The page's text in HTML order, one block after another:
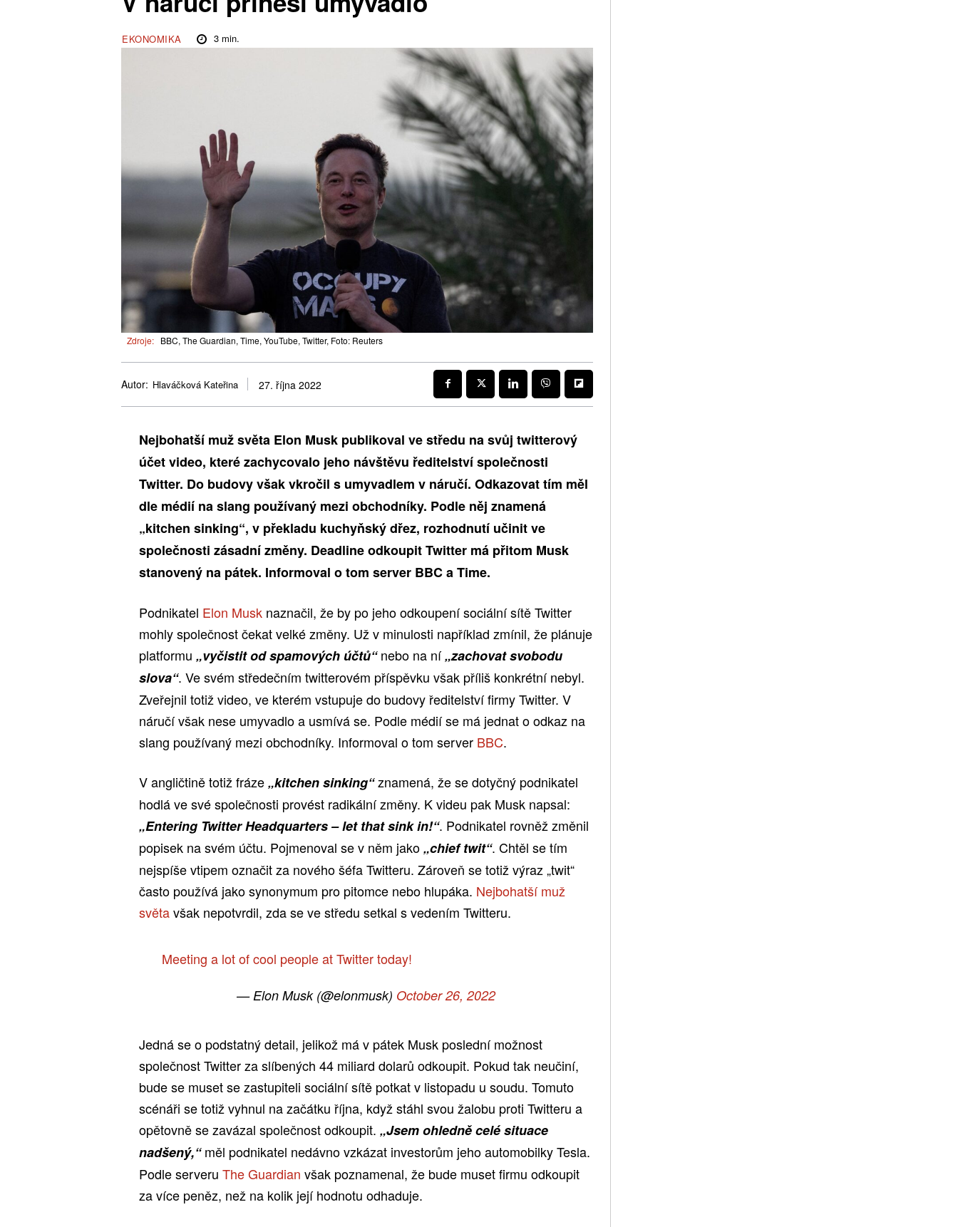
EKONOMIKA 3min.
Zdroje: BBC, The Guardian, Time, YouTube, Twitter, Foto: Reuters
Autor: Hlaváčková Kateřina 27. října 2022
Nejbohatší muž světa Elon Musk publikoval ve středu na svůj twitterový
účet video, které zachycovalo jeho návštěvu ředitelství společnosti
Twitter. Do budovy však vkročil s umyvadlem v náručí. Odkazovat tím měl
dle médií na slang používaný mezi obchodníky. Podle něj znamená
„kitchen sinking“, v překladu kuchyňský dřez, rozhodnutí učinit ve
společnosti zásadní změny. Deadline odkoupit Twitter má přitom Musk
stanovený na pátek. Informoval o tom server BBC a Time.
Podnikatel Elon Musk naznačil, že by po jeho odkoupení sociální sítě Twitter
mohly společnost čekat velké změny. Už v minulosti například zmínil, že plánuje
platformu „vyčistit od spamových účtů“nebo na ní„zachovat svobodu
slova“. Ve svém středečním twitterovém příspěvku však příliš konkrétní nebyl.
Zveřejnil totiž video, ve kterém vstupuje do budovy ředitelství firmy Twitter. V
náručí však nese umyvadlo a usmívá se. Podle médií se má jednat o odkaz na
slang používaný mezi obchodníky. Informoval o tom server BBC.
V angličtině totiž fráze„kitchen sinking“znamená, že se dotyčný podnikatel
hodlá ve své společnosti provést radikální změny. K videu pak Musk napsal:
„Entering Twitter Headquarters – let that sink in!“. Podnikatel rovněž změnil
popisek na svém účtu. Pojmenoval se v něm jako„chief twit“. Chtěl se tím
nejspíše vtipem označit za nového šéfa Twitteru. Zároveň se totiž výraz „twit“
často používá jako synonymum pro pitomce nebo hlupáka. Nejbohatší muž
světavšak nepotvrdil, zda se ve středu setkal s vedením Twitteru.
Meeting a lot of cool people at Twitter today!
— Elon Musk (@elonmusk) October 26, 2022
Jedná se o podstatný detail, jelikož má v pátek Musk poslední možnost
společnost Twitter za slíbených 44 miliard dolarů odkoupit. Pokud tak neučiní,
bude se muset se zastupiteli sociální sítě potkat v listopadu u soudu. Tomuto
scénáři se totiž vyhnul na začátku října, když stáhl svou žalobu proti Twitteru a
opětovně se zavázal společnost odkoupit. „Jsem ohledně celé situace
nadšený,“měl podnikatel nedávno vzkázat investorům jeho automobilky Tesla.
Podle serveru The Guardian však poznamenal, že bude muset firmu odkoupit
za více peněz, než na kolik její hodnotu odhaduje.